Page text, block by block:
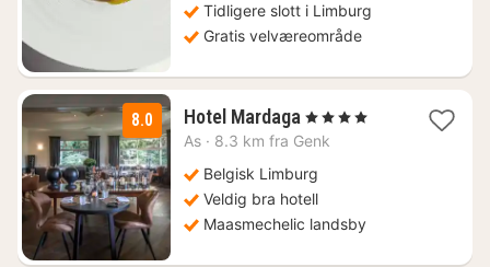
Tidligere slott i Limburg
Gratis velværeområde
8.0 Hotel Mardaga 1
natt
982
kr.
, 4 Stjerner
As · 8.3 km fra Genk
Belgisk Limburg
Veldig bra hotell
Maasmechelic landsby